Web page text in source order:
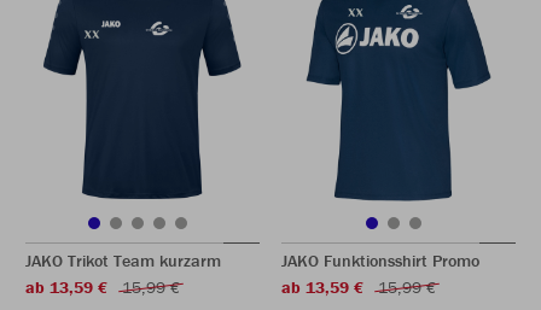
JAKO Trikot Team kurzarm
ab 13,59 €
15,99 €
JAKO Funktionsshirt Promo
ab 13,59 €
15,99 €